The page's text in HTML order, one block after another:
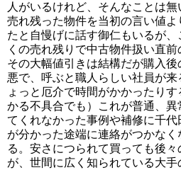
人がいるけれど、そんなことは無
売れ残った物件を当初の言い値
たと自慢げに話す御仁もいるが
くの売れ残りで中古物件扱い直前
その大幅値引きは結構だが購入
悪で、呼ぶと職人らしい社員が
ょっと厄介で時間がかかったり
かる不具合でも）これが普通、
てくれなかった事例や補修に千
が分かった途端に連絡がつかな
る。安さにつられて買っても後
が、世間に広く知られている大